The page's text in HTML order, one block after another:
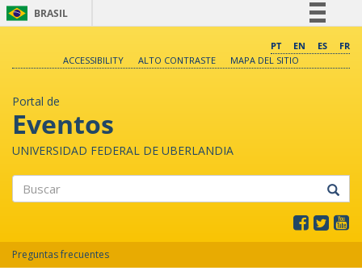
BRASIL
Comunica BR
PT EN ES
FR
ACCESSIBILITY
ALTO CONTRASTE MAPA DEL SITIO
Portal de
Eventos
UNIVERSIDAD FEDERAL DE UBERLANDIA
Preguntas frecuentes